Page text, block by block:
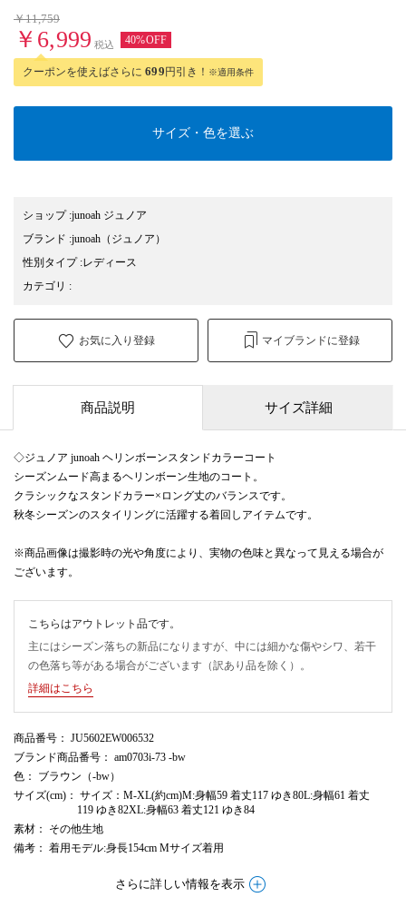
￥11,759
￥6,999 税込 40%OFF
クーポンを使えばさらに 699円引き！ ※適用条件
サイズ・色を選ぶ
ショップ:junoah ジュノア
ブランド :junoah （ジュノア）
性別タイプ:レディース
カテゴリ :
お気に入り登録 マイブランドに登録
商品説明 サイズ詳細
◇ジュノア junoah ヘリンボーンスタンドカラーコート
シーズンムード高まるヘリンボーン生地のコート。
クラシックなスタンドカラー×ロング丈のバランスです。
秋冬シーズンのスタイリングに活躍する着回しアイテムです。
※商品画像は撮影時の光や角度により、実物の色味と異なって見える場合が
ございます。
こちらはアウトレット品です。
主にはシーズン落ちの新品になりますが、中には細かな傷やシワ、若干
の色落ち等がある場合がございます（訳あり品を除く）。
詳細はこちら
商品番号 ： JU5602EW006532
ブランド商品番号 ： am0703i-73 -bw
色 ： ブラウン（-bw）
サイズ(cm) ： サイズ：M-XL(約cm)M:身幅59 着丈117 ゆき80L:身幅61 着丈
119 ゆき82XL:身幅63 着丈121 ゆき84
素材 ： その他生地
備考 ： 着用モデル:身長154cm Mサイズ着用
さらに詳しい情報を表示